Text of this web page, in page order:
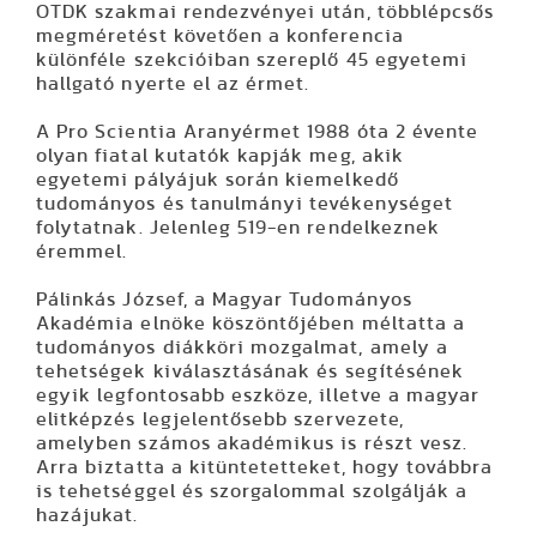
OTDK szakmai rendezvényei után, többlépcsős
megméretést követően a konferencia
különféle szekcióiban szereplő 45 egyetemi
hallgató nyerte el az érmet.
A Pro Scientia Aranyérmet 1988 óta 2 évente
olyan fiatal kutatók kapják meg, akik
egyetemi pályájuk során kiemelkedő
tudományos és tanulmányi tevékenységet
folytatnak. Jelenleg 519-en rendelkeznek
éremmel.
Pálinkás József, a Magyar Tudományos
Akadémia elnöke köszöntőjében méltatta a
tudományos diákköri mozgalmat, amely a
tehetségek kiválasztásának és segítésének
egyik legfontosabb eszköze, illetve a magyar
elitképzés legjelentősebb szervezete,
amelyben számos akadémikus is részt vesz.
Arra biztatta a kitüntetetteket, hogy továbbra
is tehetséggel és szorgalommal szolgálják a
hazájukat.